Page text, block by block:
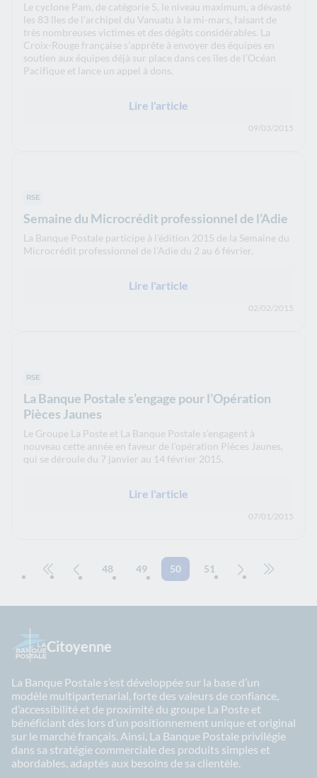
Le cyclone Pam, de catégorie 5, le niveau maximum, a dévasté
les 83 îles de l’archipel du Vanuatu à la mi-mars, faisant de
très nombreuses victimes et des dégâts considérables. La
Croix-Rouge française s’apprête à envoyer des équipes en
soutien aux équipes déjà sur place dans ces îles de l’Océan
Pacifique et lance un appel à dons.
Lire l'article
09/03/2015
RSE
Semaine du Microcrédit professionnel de l’Adie
La Banque Postale participe à l’édition 2015 de la Semaine du
Microcrédit professionnel de l’Adie du 2 au 6 février.
Lire l'article
02/02/2015
RSE
La Banque Postale s’engage pour l’Opération
Pièces Jaunes
Le Groupe La Poste et La Banque Postale s’engagent à
nouveau cette année en faveur de l’opération Pièces Jaunes,
qui se déroule du 7 janvier au 14 février 2015.
Lire l'article
07/01/2015
48 49 50
51
Citoyenne
La Banque Postale s’est développée sur la base d’un
modèle multipartenarial, forte des valeurs de confiance,
d’accessibilité et de proximité du groupe La Poste et
bénéficiant dès lors d’un positionnement unique et original
sur le marché français. Ainsi, La Banque Postale privilégie
dans sa stratégie commerciale des produits simples et
abordables, adaptés aux besoins de sa clientèle.